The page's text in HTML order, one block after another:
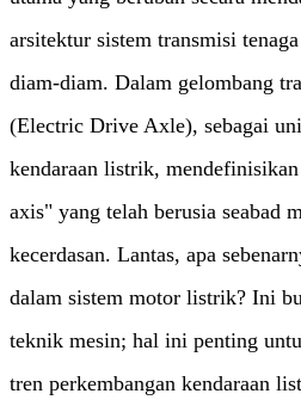
arsitektur sistem transmisi
diam-diam. Dalam gelombang
(Electric Drive Axle), sebagai
kendaraan listrik,
axis" yang telah berusia seabad
kecerdasan. Lantas, apa
dalam sistem motor listrik? Ini
teknik mesin; hal ini penting
tren perkembangan kendaraan